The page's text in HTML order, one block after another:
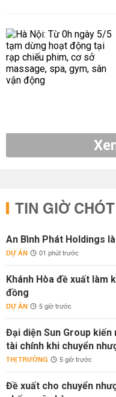
TIN GIỜ CHÓT
An Bình Phát Holdings
DỰ ÁN 01 phút trước
Khánh Hòa đề xuất làm
đồng
DỰ ÁN 5 giờ trước
Đại diện Sun Group
tài chính khi chuyển
THỊ TRƯỜNG 5 giờ trước
Đề xuất cho chuyển